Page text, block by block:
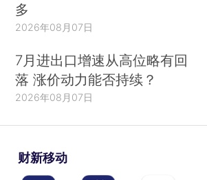
多
2026年08月07日
7月进出口增速从高位略有回
落 涨价动力能否持续？
2026年08月07日
财新移动